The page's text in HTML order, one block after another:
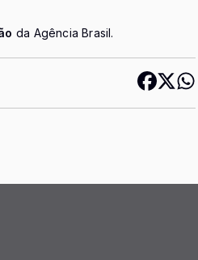
da Agência Brasil.